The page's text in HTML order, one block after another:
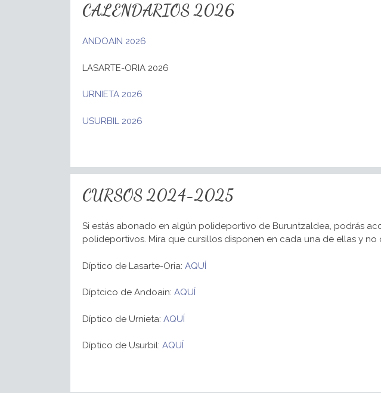
CALENDARIOS 2026
ANDOAIN 2026
LASARTE-ORIA 2026
URNIETA 2026
USURBIL 2026
CURSOS 2024-2025
Si estás abonado en algún polideportivo de Buruntzaldea, podrás
polideportivos. Mira que cursillos disponen en cada una de ellas y
Díptico de Lasarte-Oria: AQUÍ
Díptcico de Andoain: AQUÍ
Díptico de Urnieta: AQUÍ
Díptico de Usurbil: AQUÍ